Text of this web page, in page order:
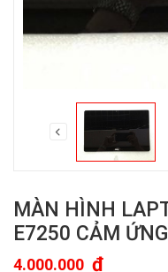
MÀN HÌNH
E7250 CẢM ỨNG
4.000.000 đ